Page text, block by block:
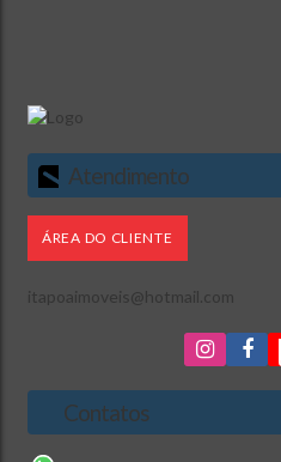
Atendimento
ÁREA DO CLIENTE
itapoaimoveis@hotmail.com
Contatos